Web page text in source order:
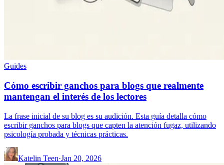
Guides
Cómo escribir ganchos para blogs que realmente
mantengan el interés de los lectores
La frase inicial de su blog es su audición. Esta guía detalla cómo
escribir ganchos para blogs que capten la atención fugaz, utilizando
psicología probada y técnicas prácticas.
Katelin Teen·Jan 20, 2026